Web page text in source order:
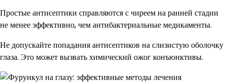
Простые антисептики справляются с чиреем на ранней стадии
не менее эффективно, чем антибактериальные медикаменты.
Не допускайте попадания антисептиков на слизистую оболочку
глаза. Это может вызвать химический ожог конъюнктивы.